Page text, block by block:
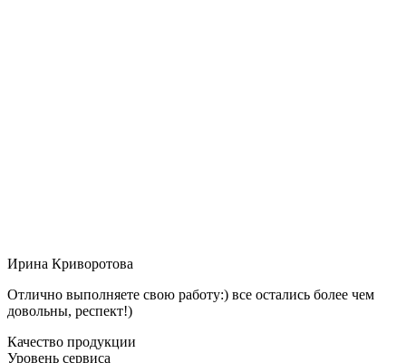
Ирина Криворотова
Отлично выполняете свою работу:) все остались более чем
довольны, респект!)
Качество продукции
Уровень сервиса